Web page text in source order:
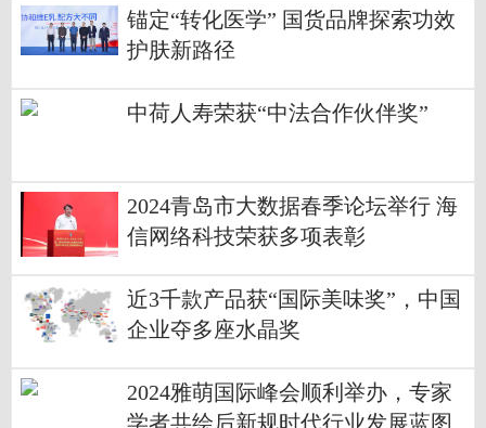
锚定“转化医学” 国货品牌探索功效
护肤新路径
中荷人寿荣获“中法合作伙伴奖”
2024青岛市大数据春季论坛举行 海
信网络科技荣获多项表彰
近3千款产品获“国际美味奖”，中国
企业夺多座水晶奖
2024雅萌国际峰会顺利举办，专家
学者共绘后新规时代行业发展蓝图